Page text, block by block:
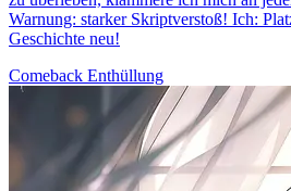
Warnung: starker Skriptverstoß! Ich:
Geschichte neu!
Comeback Enthüllung